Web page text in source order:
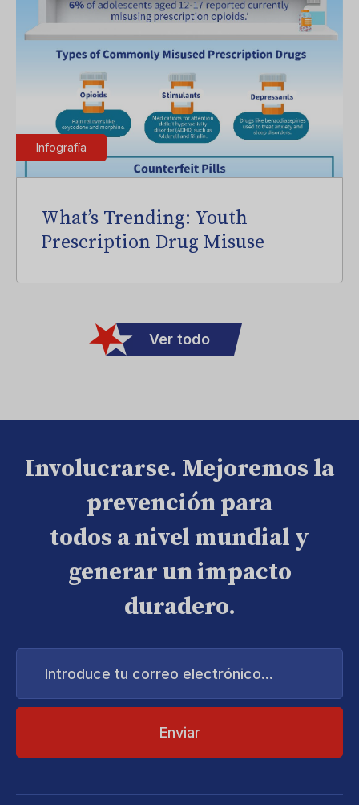
Infografía
What’s Trending: Youth
Prescription Drug Misuse
Ver todo
Involucrarse. Mejoremos la
prevención para
todos a nivel mundial y
generar un impacto
duradero.
Introduce
correo